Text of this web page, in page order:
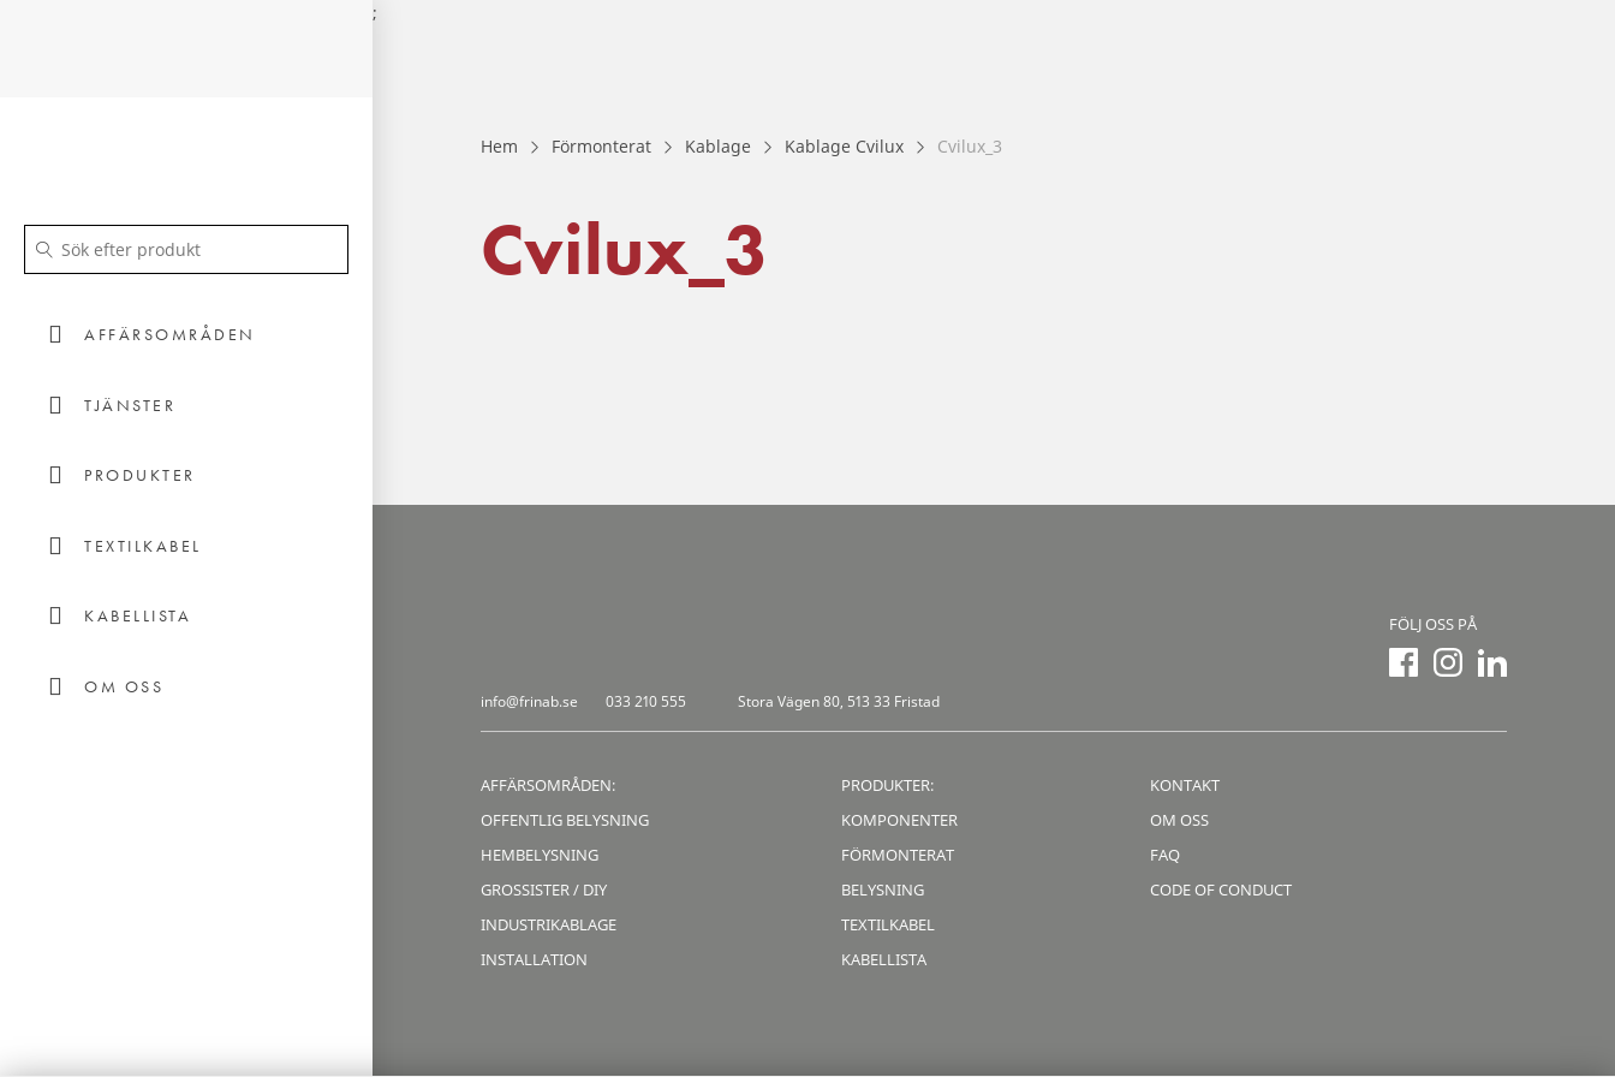
;
AFFÄRSOMRÅDEN
TJÄNSTER
PRODUKTER
TEXTILKABEL
KABELLISTA
OM OSS
Hem Förmonterat Kablage Kablage Cvilux Cvilux_3
Cvilux_3
info@frinab.se 033 210 555 Stora Vägen 80, 513 33 Fristad
FÖLJ OSS PÅ
AFFÄRSOMRÅDEN:
OFFENTLIG BELYSNING
HEMBELYSNING
GROSSISTER / DIY
INDUSTRIKABLAGE
INSTALLATION
PRODUKTER:
KOMPONENTER
FÖRMONTERAT
BELYSNING
TEXTILKABEL
KABELLISTA
KONTAKT
OM OSS
FAQ
CODE OF CONDUCT